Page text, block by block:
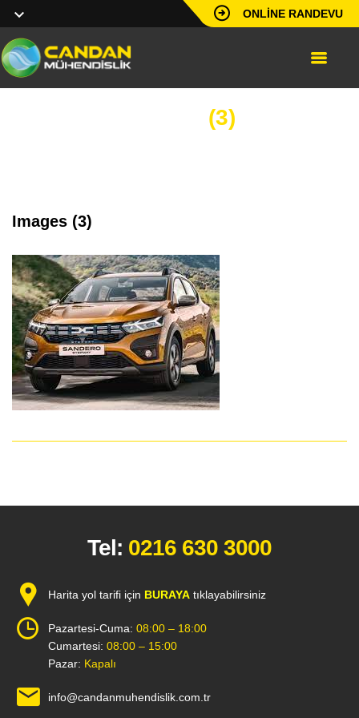
ONLINE RANDEVU
(3)
Images (3)
Tel: 0216 630 3000
Harita yol tarifi için BURAYA tıklayabilirsiniz
Pazartesi-Cuma: 08:00 – 18:00
Cumartesi: 08:00 – 15:00
Pazar: Kapalı
info@candanmuhendislik.com.tr